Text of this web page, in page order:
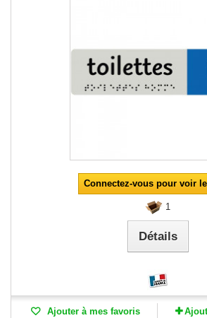
Connectez-vous pour voir
1
Détails
Ajouter à mes favoris